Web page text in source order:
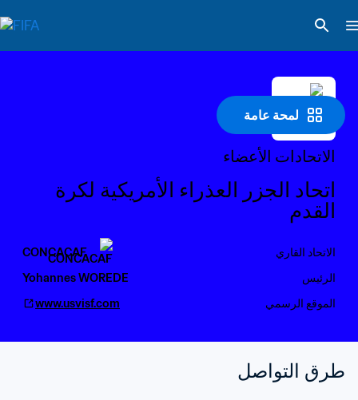
لمحة عامة
الاتحادات الأعضاء
القدم
الاتحاد القاري
CONCACAF
الرئيس
Yohannes WOREDE
الموقع الرسمي
www.usvisf.com
طرق التواصل